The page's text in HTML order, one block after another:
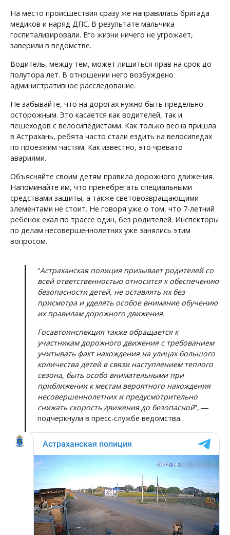
На место происшествия сразу же направилась бригада
медиков и наряд ДПС. В результате мальчика
госпитализировали. Его жизни ничего не угрожает,
заверили в ведомстве.
Водитель, между тем, может лишиться прав на срок до
полутора лет. В отношении него возбуждено
административное расследование.
Не забывайте, что на дорогах нужно быть предельно
осторожным. Это касается как водителей, так и
пешеходов с велосипедистами. Как только весна пришла
в Астрахань, ребята часто стали ездить на велосипедах
по проезжим частям. Как известно, это чревато
авариями.
Объясняйте своим детям правила дорожного движения.
Напоминайте им, что пренебрегать специальными
средствами защиты, а также световозвращающими
элементами не стоит. Не говоря уже о том, что 7-летний
ребенок ехал по трассе один, без родителей. Инспекторы
по делам несовершеннолетних уже занялись этим
вопросом.
“Астраханская полиция призывает родителей со
всей ответственностью относится к обеспечению
безопасности детей, не оставлять их без
присмотра и уделять особое внимание обучению
их правилам дорожного движения.
Госавтоинспекция также обращается к
участникам дорожного движения с требованием
учитывать факт нахождения на улицах большого
количества детей в связи наступлением теплого
сезона, быть особо внимательными при
приближении к местам вероятного нахождения
несовершеннолетних и предусмотрительно
снижать скорость движения до безопасной”, ―
подчеркнули в пресс-службе ведомства.